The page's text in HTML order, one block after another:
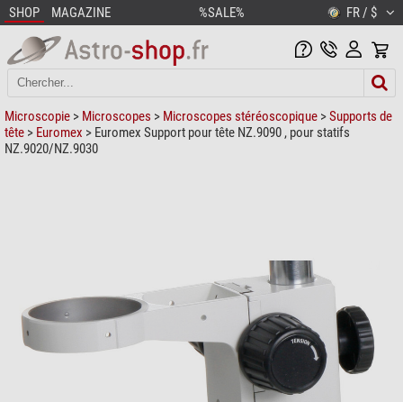
SHOP MAGAZINE %SALE% FR / $
Microscopie > Microscopes > Microscopes stéréoscopique >Supports de
tête > Euromex > Euromex Support pour tête NZ.9090 , pour statifs
NZ.9020/NZ.9030